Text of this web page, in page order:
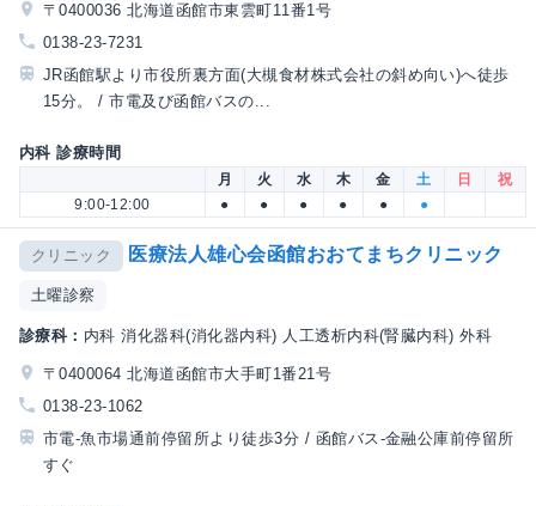
〒0400036 北海道函館市東雲町11番1号
0138-23-7231
JR函館駅より市役所裏方面(大槻食材株式会社の斜め向い)へ徒歩
15分。 / 市電及び函館バスの...
内科 診療時間
月 火 水 木 金 土 日
祝
9:00-12:00
● ● ● ● ● ●
クリニック 医療法人雄心会函館おおてまちクリニック
土曜診察
診療科： 内科 消化器科(消化器内科) 人工透析内科(腎臓内科) 外科
〒0400064 北海道函館市大手町1番21号
0138-23-1062
市電-魚市場通前停留所より徒歩3分 / 函館バス-金融公庫前停留所
すぐ